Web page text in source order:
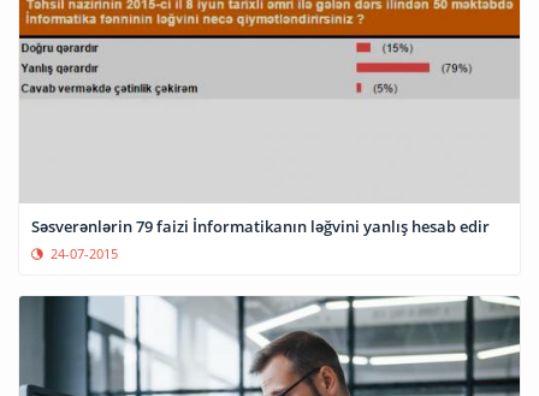
Səsverənlərin 79 faizi İnformatikanın ləğvini yanlış hesab edir
24-07-2015